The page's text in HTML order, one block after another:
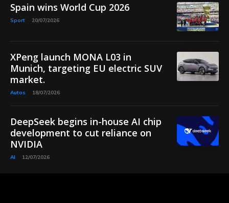
Spain wins World Cup 2026
Sport 20/07/2026
XPeng launch MONA L03 in
Munich, targeting EU electric SUV
market.
Autos 18/07/2026
DeepSeek begins in-house AI chip
development to cut reliance on
NVIDIA
AI 12/07/2026